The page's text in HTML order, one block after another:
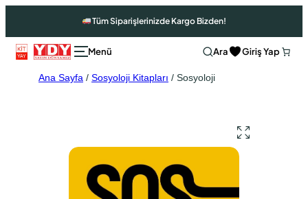
Tüm Siparişlerinizde Kargo Bizden!
Ara Giriş Yap
Ana Sayfa / Sosyoloji Kitapları / Sosyoloji